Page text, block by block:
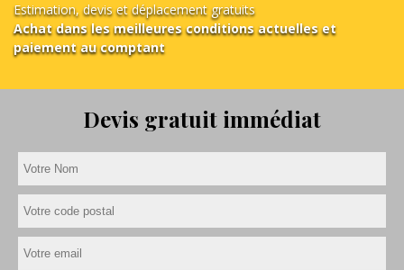
Estimation, devis et déplacement gratuits
Achat dans les meilleures conditions actuelles et
paiement au comptant
Devis gratuit immédiat